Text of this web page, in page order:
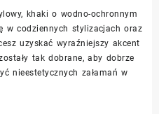
khaki o wodno-ochronnym
w codziennych stylizacjach oraz
uzyskać wyraźniejszy akcent
tak dobrane, aby dobrze
nieestetycznych załamań w